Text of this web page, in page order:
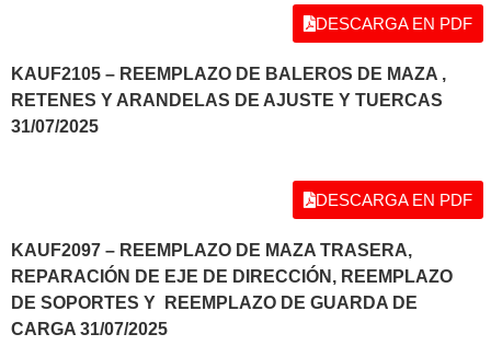
DESCARGA EN PDF
KAUF2105 – REEMPLAZO DE BALEROS DE MAZA ,
RETENES Y ARANDELAS DE AJUSTE Y TUERCAS
31/07/2025
DESCARGA EN PDF
KAUF2097 – REEMPLAZO DE MAZA TRASERA,
REPARACIÓN DE EJE DE DIRECCIÓN, REEMPLAZO
DE SOPORTES Y REEMPLAZO DE GUARDA DE
CARGA 31/07/2025